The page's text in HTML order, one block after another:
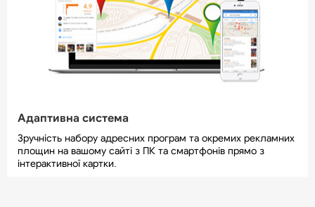
Адаптивна система
Зручність набору адресних програм та окремих рекламних
площин на вашому сайті з ПК та смартфонів прямо з
інтерактивної картки.